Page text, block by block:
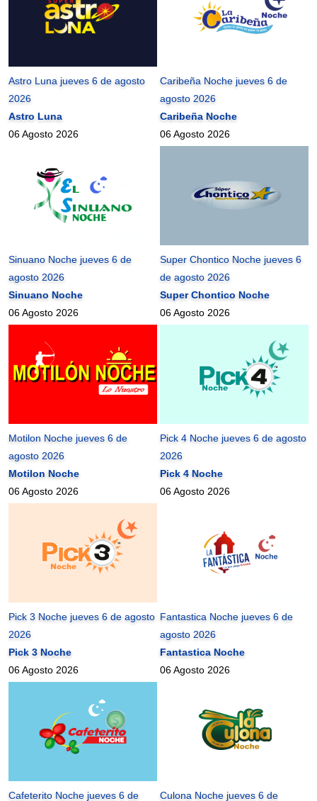
Astro Luna jueves 6 de agosto
2026
Astro Luna
06 Agosto 2026
Caribeña Noche jueves 6 de
agosto 2026
Caribeña Noche
06 Agosto 2026
Sinuano Noche jueves 6 de
agosto 2026
Sinuano Noche
06 Agosto 2026
Super Chontico Noche jueves 6
de agosto 2026
Super Chontico Noche
06 Agosto 2026
Motilon Noche jueves 6 de
agosto 2026
Motilon Noche
06 Agosto 2026
Pick 4 Noche jueves 6 de agosto
2026
Pick 4 Noche
06 Agosto 2026
Pick 3 Noche jueves 6 de agosto
2026
Pick 3 Noche
06 Agosto 2026
Fantastica Noche jueves 6 de
agosto 2026
Fantastica Noche
06 Agosto 2026
Cafeterito Noche jueves 6 de Culona Noche jueves 6 de